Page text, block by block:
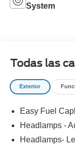
System
Todas las
Exterior
Easy Fuel
Headlamps -
Headlamps-